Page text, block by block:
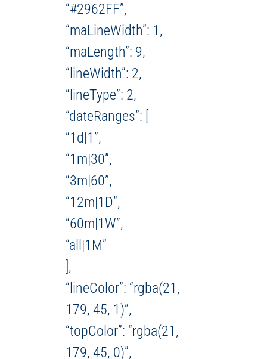
“#2962FF”,
“maLineWidth”: 1,
“maLength”: 9,
“lineWidth”: 2,
“lineType”: 2,
“dateRanges”: [
“1d|1”,
“1m|30”,
“3m|60”,
“12m|1D”,
“60m|1W”,
“all|1M”
],
“lineColor”: “rgba(21,
179, 45, 1)”,
“topColor”: “rgba(21,
179, 45, 0)”,